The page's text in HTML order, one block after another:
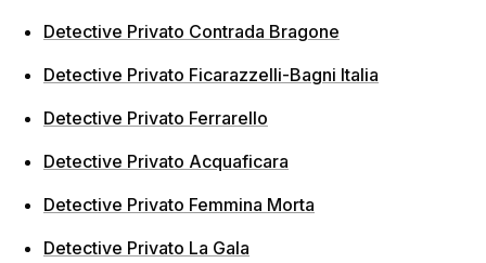
Detective Privato Contrada Bragone
Detective Privato Ficarazzelli-Bagni Italia
Detective Privato Ferrarello
Detective Privato Acquaficara
Detective Privato Femmina Morta
Detective Privato La Gala